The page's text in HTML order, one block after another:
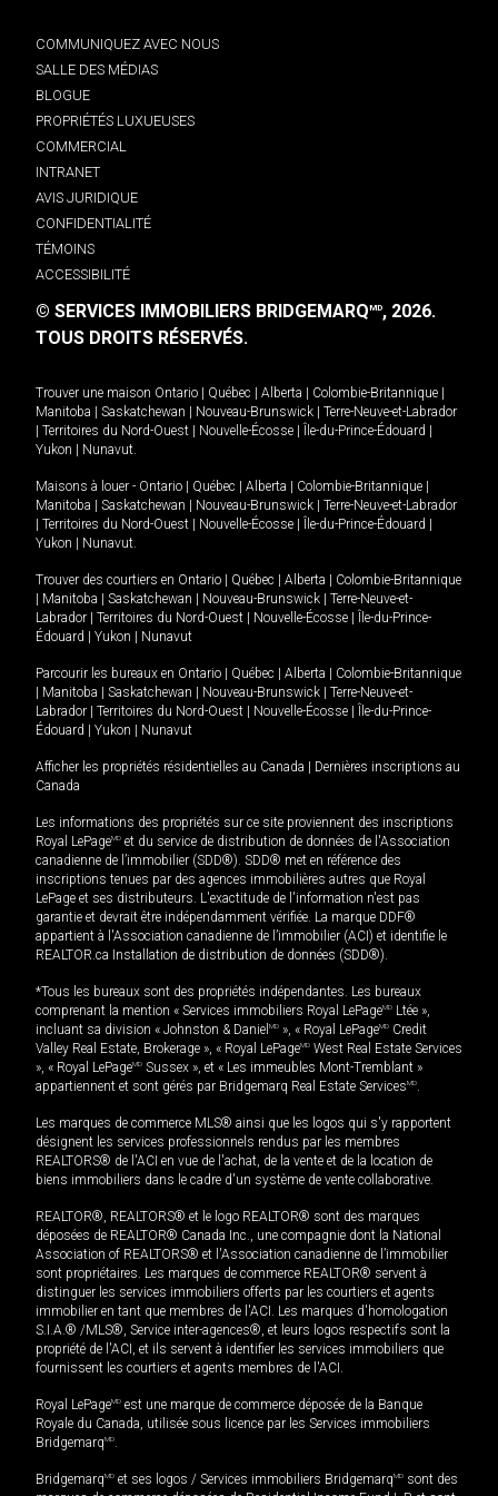
COMMUNIQUEZ AVEC NOUS
SALLE DES MÉDIAS
BLOGUE
PROPRIÉTÉS LUXUEUSES
COMMERCIAL
INTRANET
AVIS JURIDIQUE
CONFIDENTIALITÉ
TÉMOINS
ACCESSIBILITÉ
© SERVICES IMMOBILIERS BRIDGEMARQMD, 2026.
TOUS DROITS RÉSERVÉS.
Trouver une maison Ontario Québec Alberta Colombie-Britannique
Manitoba
Saskatchewan Nouveau-Brunswick
Terre-Neuve-et-Labrador
Territoires du Nord-Ouest Nouvelle-Écosse Île-du-Prince-Édouard
Yukon
Nunavut.
Maisons à louer - Ontario Québec Alberta Colombie-Britannique
Manitoba
Saskatchewan Nouveau-Brunswick
Terre-Neuve-et-Labrador
Territoires du Nord-Ouest Nouvelle-Écosse Île-du-Prince-Édouard
Yukon
Nunavut.
Trouver des courtiers en Ontario Québec Alberta
Colombie-Britannique
Manitoba Saskatchewan Nouveau-Brunswick
Terre-Neuve-et-
Labrador
Territoires du Nord-Ouest Nouvelle-Écosse
Île-du-Prince-
Édouard
Yukon Nunavut
Parcourir les bureaux en Ontario Québec Alberta
Colombie-Britannique
Manitoba Saskatchewan Nouveau-Brunswick
Terre-Neuve-et-
Labrador
Territoires du Nord-Ouest Nouvelle-Écosse
Île-du-Prince-
Édouard
Yukon Nunavut
Afficher les propriétés résidentielles au Canada
Dernières inscriptions au
Canada
Les informations des propriétés sur ce site proviennent des inscriptions
Royal LePageMD et du service de distribution de données de l'Association
canadienne de l’immobilier (SDD®). SDD® met en référence des
inscriptions tenues par des agences immobilières autres que Royal
LePage et ses distributeurs. L'exactitude de l'information n'est pas
garantie et devrait être indépendamment vérifiée. La marque DDF®
appartient à l'Association canadienne de l’immobilier (ACI) et identifie le
REALTOR.ca Installation de distribution de données (SDD®).
*Tous les bureaux sont des propriétés indépendantes. Les bureaux
comprenant la mention « Services immobiliers Royal LePageMD Ltée »,
incluant sa division « Johnston & Daniel MD », « Royal LePageMD Credit
Valley Real Estate, Brokerage », « Royal LePageMD West Real Estate Services
», « Royal LePageMD Sussex », et « Les immeubles Mont-Tremblant »
appartiennent et sont gérés par Bridgemarq Real Estate ServicesMD.
Les marques de commerce MLS® ainsi que les logos qui s'y rapportent
désignent les services professionnels rendus par les membres
REALTORS® de l'ACI en vue de l'achat, de la vente et de la location de
biens immobiliers dans le cadre d'un système de vente collaborative.
REALTOR®, REALTORS® et le logo REALTOR® sont des marques
déposées de REALTOR® Canada Inc., une compagnie dont la National
Association of REALTORS® et l'Association canadienne de l’immobilier
sont propriétaires. Les marques de commerce REALTOR® servent à
distinguer les services immobiliers offerts par les courtiers et agents
immobilier en tant que membres de l'ACI. Les marques d'homologation
S.I.A.® /MLS®, Service inter-agences®, et leurs logos respectifs sont la
propriété de l'ACI, et ils servent à identifier les services immobiliers que
fournissent les courtiers et agents membres de l'ACI.
Royal LePageMD est une marque de commerce déposée de la Banque
Royale du Canada, utilisée sous licence par les Services immobiliers
BridgemarqMD.
BridgemarqMD et ses logos / Services immobiliers BridgemarqMD sont des